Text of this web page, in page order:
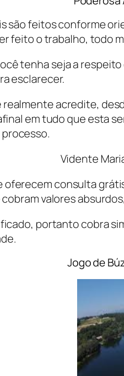
são feitos conforme
feito o trabalho, todo
tenha seja a
esclarecer.
acredite,
em tudo que esta
Vidente
consulta
valores
portanto cobra
Jogo de